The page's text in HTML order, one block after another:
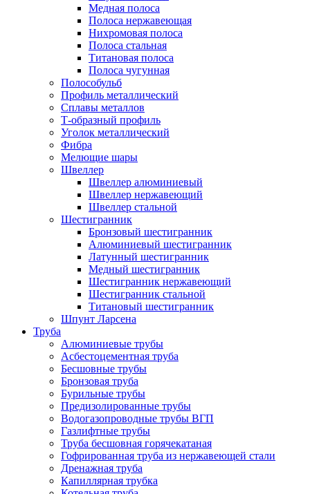
Медная полоса
Полоса нержавеющая
Нихромовая полоса
Полоса стальная
Титановая полоса
Полоса чугунная
Полособульб
Профиль металлический
Сплавы металлов
Т-образный профиль
Уголок металлический
Фибра
Мелющие шары
Швеллер
Швеллер алюминиевый
Швеллер нержавеющий
Швеллер стальной
Шестигранник
Бронзовый шестигранник
Алюминиевый шестигранник
Латунный шестигранник
Медный шестигранник
Шестигранник нержавеющий
Шестигранник стальной
Титановый шестигранник
Шпунт Ларсена
Труба
Алюминиевые трубы
Асбестоцементная труба
Бесшовные трубы
Бронзовая труба
Бурильные трубы
Предизолированные трубы
Водогазопроводные трубы ВГП
Газлифтные трубы
Труба бесшовная горячекатаная
Гофрированная труба из нержавеющей стали
Дренажная труба
Капиллярная трубка